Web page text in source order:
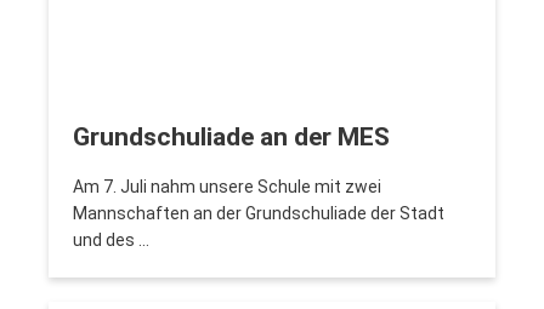
Grundschuliade an der MES
Am 7. Juli nahm unsere Schule mit zwei
Mannschaften an der Grundschuliade der Stadt
und des …